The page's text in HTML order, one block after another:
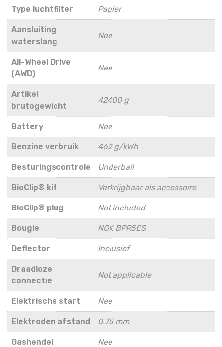
Type luchtfilter Papier
Aansluiting
waterslang
Nee
All-Wheel Drive
(AWD)
Nee
Artikel
brutogewicht
42400 g
Battery Nee
Benzine verbruik 462 g/kWh
Besturingscontrole Underbail
BioClip® kit Verkrijgbaar als accessoire
BioClip® plug Not included
Bougie NGK BPR5ES
Deflector Inclusief
Draadloze
connectie
Not applicable
Elektrische start Nee
Elektroden afstand 0.75 mm
Gashendel Nee